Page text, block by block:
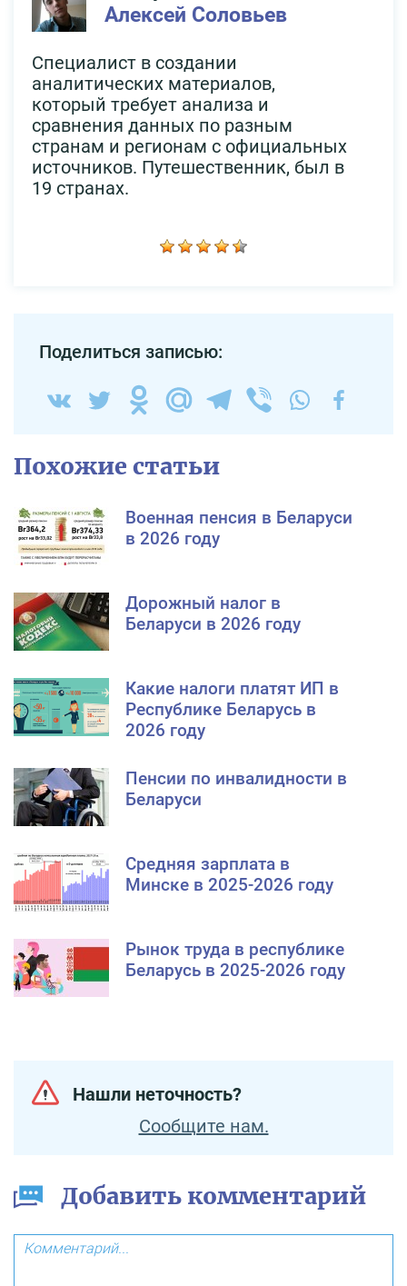
Алексей Соловьев
Специалист в создании
аналитических материалов,
который требует анализа и
сравнения данных по разным
странам и регионам с официальных
источников. Путешественник, был в
19 странах.
Поделиться записью:
Похожие статьи
Военная пенсия в Беларуси
в 2026 году
Дорожный налог в
Беларуси в 2026 году
Какие налоги платят ИП в
Республике Беларусь в
2026 году
Пенсии по инвалидности в
Беларуси
Средняя зарплата в
Минске в 2025-2026 году
Рынок труда в республике
Беларусь в 2025-2026 году
Нашли неточность?
Сообщите нам.
Добавить комментарий